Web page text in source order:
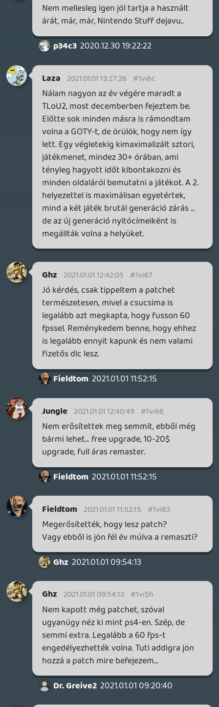
latvany miatt) nagyon nem hasznalja ki,
hogy videojatek.
Zargul 2020.12.31 15:52:37
Az a része igaz hogy nem jobb azoknál
akiket megöl, így van, de miért kéne ennek
a kettőnek ütnie egymást? Ennyi erővel
akkor minden bosszúsztori egy hülyeség.
TheReturnOfDVM 2020.12.31 14:42:42
shafterhand 2020.12.31 16:12:14 #1vi3m
Nálam a Road film jut eszembe a LOU
után. És pont azért nem is tudom
megkedvelni. Hiába lehet
zseniális,hibátlan10pontos,stb ha akkor a
depressziót az a világ ahol játszódik,hogy
nem is tudnám se átélni, se élvezni. Az első
rész emiatt elég is volt, ez meg már
hidegen is hagyott. És ahogy olvastam
még akiknek tetszik azoknak is elég volt
egyszer.
lacusX 2020.12.31 12:47:13
bence91 2020.12.31 16:06:56 #1vi3j
Szerintem a Hades mindkettőt lazán elveri
Amúgy nagyon örülök hogy benne van a
top 10-ben 🙂
2020.12.31 14:19:03
Zargul 2020.12.31 15:52:37 #1vi3h
Érdekes, számomra sokadik dolog ami
sztorihoz, hogy a megfelelő hangulatot el
tudja érni, de nem gondolnám hogy ezt
ennyire ki kéne emelni. Vagy csak azért
mert komolyan veszi magát, a Doom pedig
nem?
Középszerű történet? Ahogy vesszük.
Akkor egy Silent Hill sztorija is kabaré? Ott
is a karakterek hozzák a kiemelkedőt,
ne mondja senki hogy ez a többrétegű
történetvezetés, ami még az első részhez
is adagol pluszt, egy "középszert" érjen a
millió, full lineáris, egyszerű és primitív
történetű videójátékok világában. Muszáj
megint a Tshushimával példálóznom (mint
nem hivatalos Tlou2 kihívó) de ott pl
rengetegen úgy elfolytak egy
nyugatosított szamurájos sztorin (hogy
mennyire semmi köze nincs Kurosawához,
arról már ne is beszéljünk), hogy már az én
pofám égett, miközben a Tlou történetét
hordták le a sárga földig.
TheReturnOfDVM 2020.12.31 14:10:22
Ghz
Amúgy az AI egyáltalán nem annyira buta,
főleg magasabb nehézségen.